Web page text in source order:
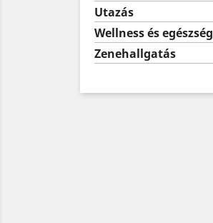
Utazás
Wellness és egészség
Zenehallgatás